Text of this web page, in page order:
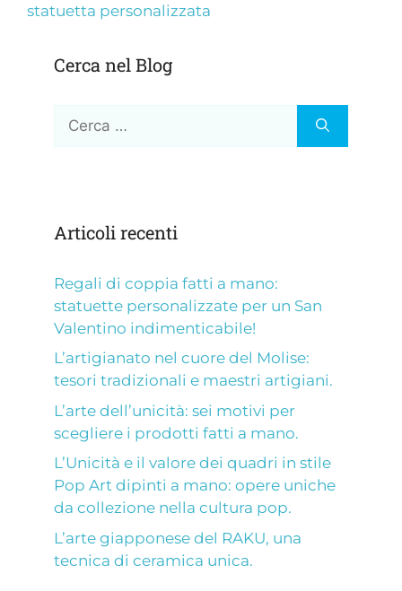
statuetta personalizzata
Cerca nel Blog
per:
Articoli recenti
Regali di coppia fatti a mano:
statuette personalizzate per un San
Valentino indimenticabile!
L’artigianato nel cuore del Molise:
tesori tradizionali e maestri artigiani.
L’arte dell’unicità: sei motivi per
scegliere i prodotti fatti a mano.
L’Unicità e il valore dei quadri in stile
Pop Art dipinti a mano: opere uniche
da collezione nella cultura pop.
L’arte giapponese del RAKU, una
tecnica di ceramica unica.